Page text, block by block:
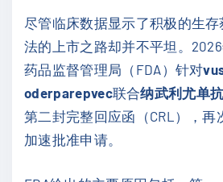
尽管临床数据显示了积极的生
法的上市之路却并不平坦。
药品监督管理局（FDA）针对
oderparepvec联合纳武利尤单
第二封完整回应函（CRL），再
加速批准申请。